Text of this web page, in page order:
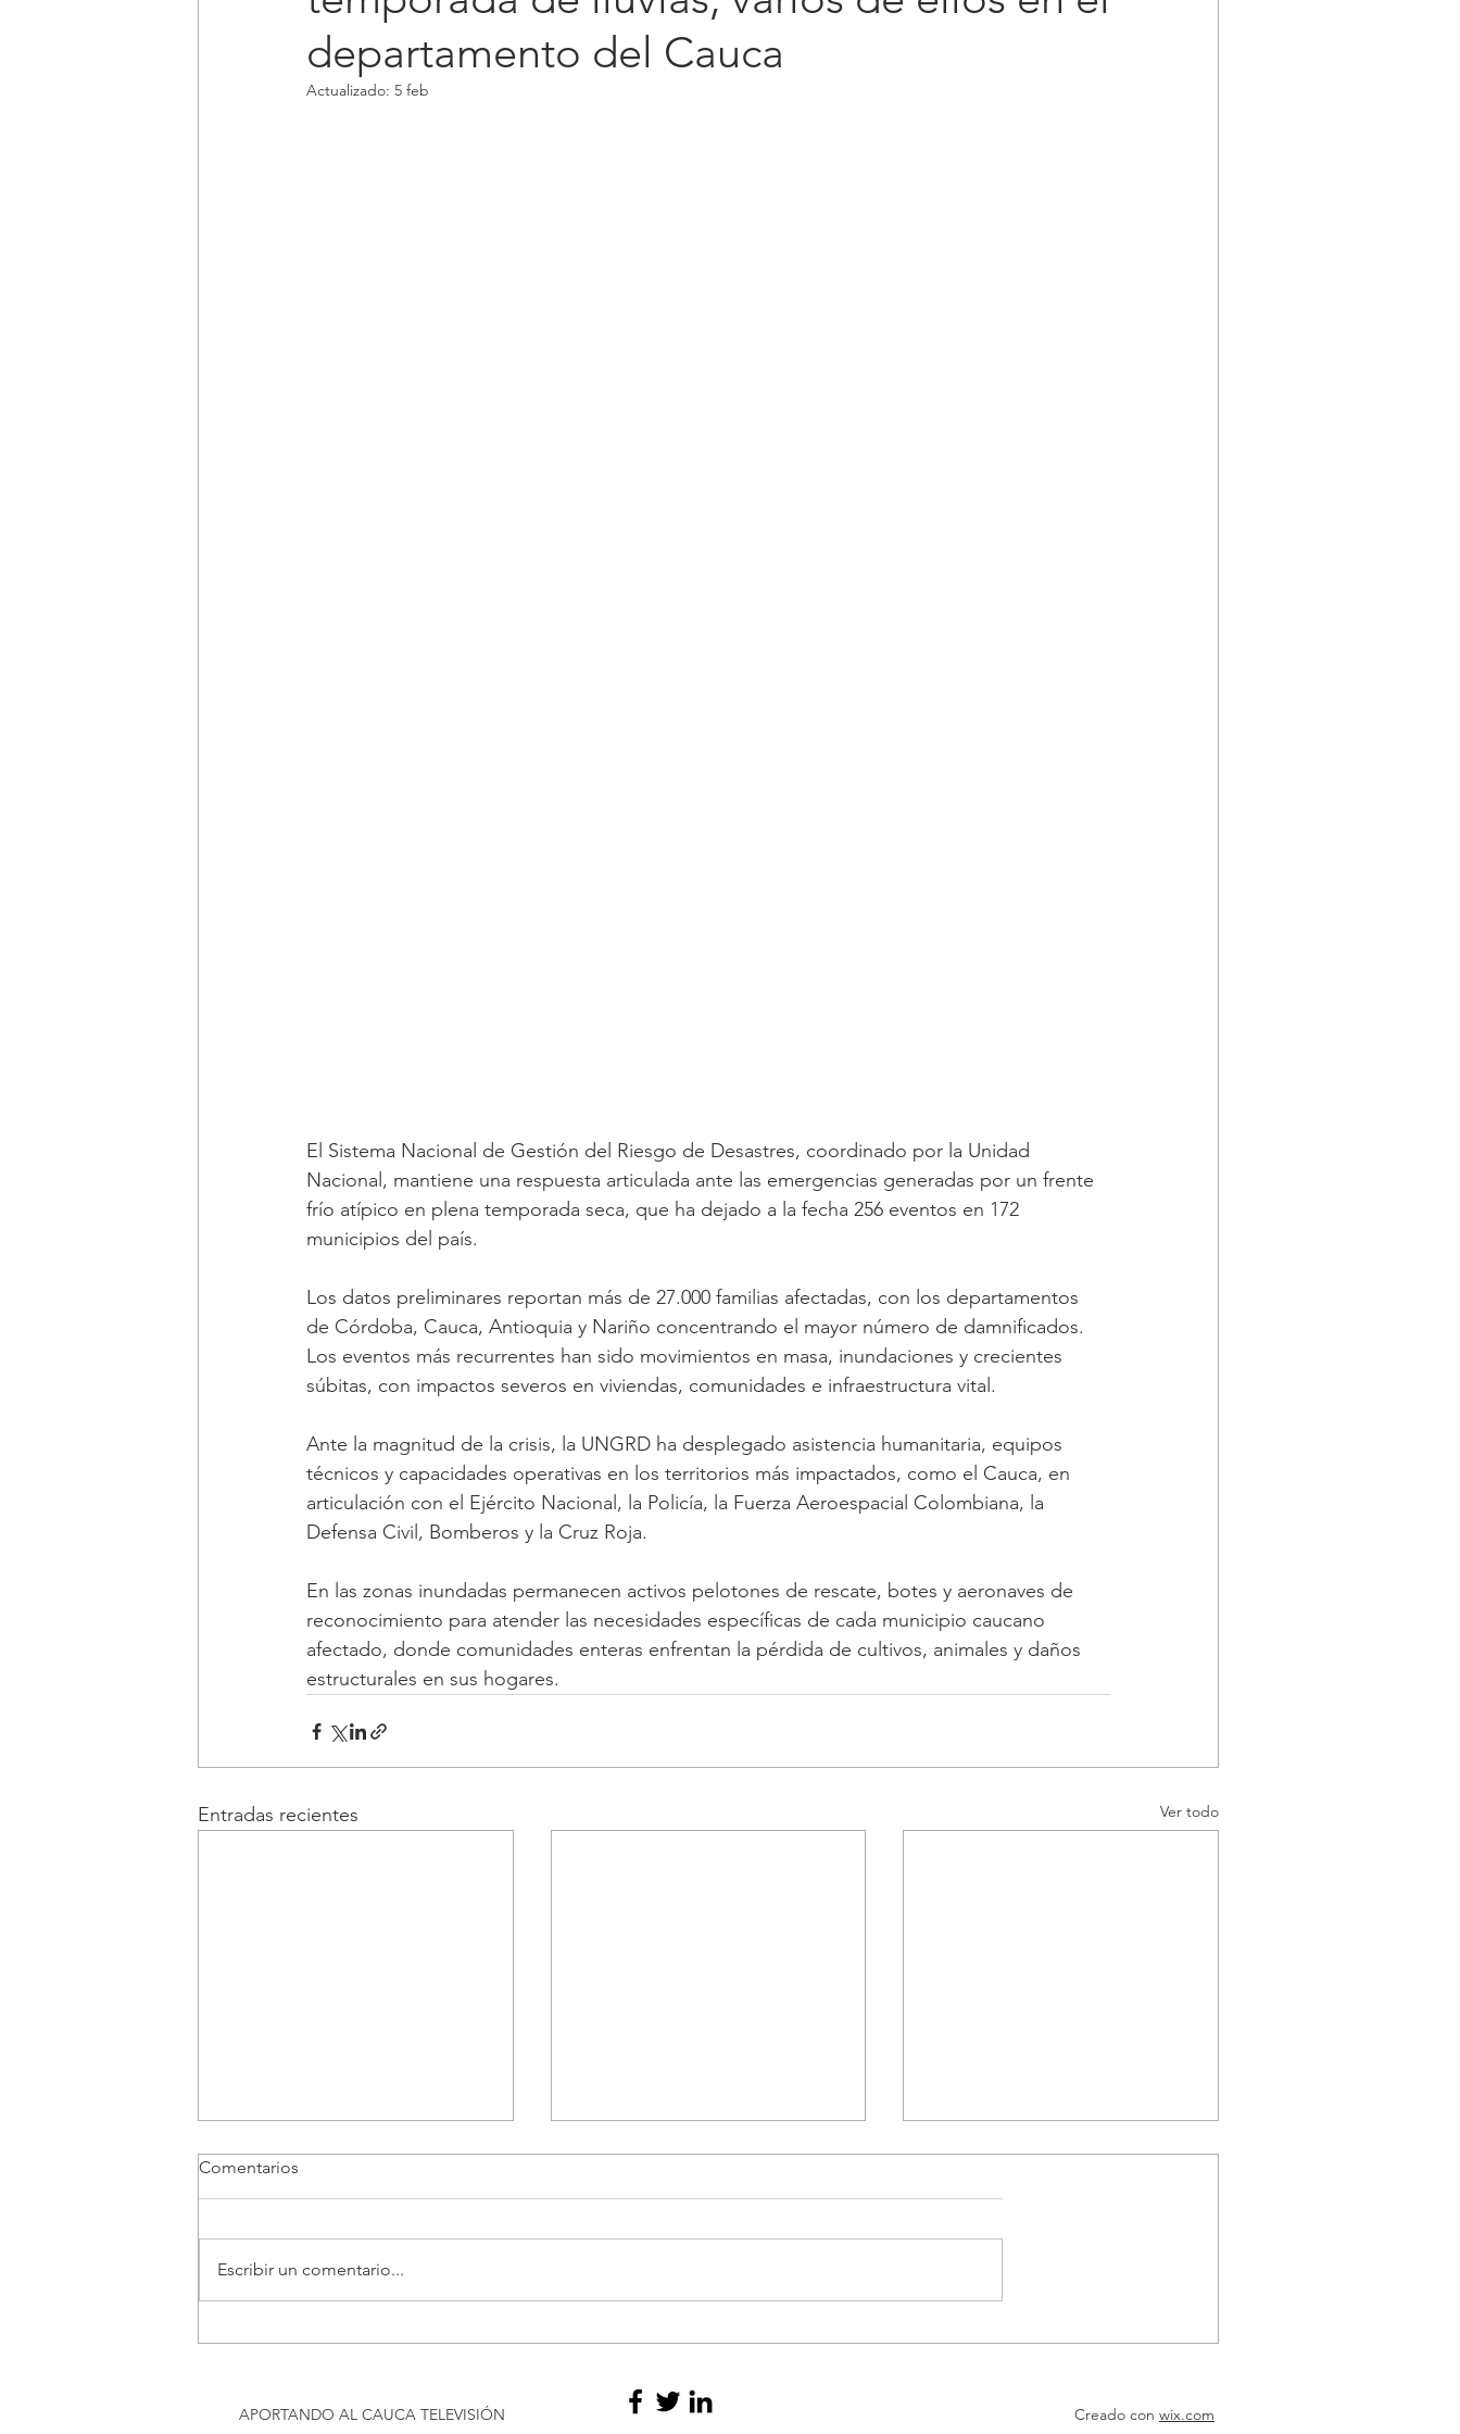
departamento del Cauca
Actualizado: 5 feb
El Sistema Nacional de Gestión del Riesgo de Desastres, coordinado por la Unidad
Nacional, mantiene una respuesta articulada ante las emergencias generadas por un frente
frío atípico en plena temporada seca, que ha dejado a la fecha 256 eventos en 172
municipios del país.
Los datos preliminares reportan más de 27.000 familias afectadas, con los departamentos
de Córdoba, Cauca, Antioquia y Nariño concentrando el mayor número de damnificados.
Los eventos más recurrentes han sido movimientos en masa, inundaciones y crecientes
súbitas, con impactos severos en viviendas, comunidades e infraestructura vital.
Ante la magnitud de la crisis, la UNGRD ha desplegado asistencia humanitaria, equipos
técnicos y capacidades operativas en los territorios más impactados, como el Cauca, en
articulación con el Ejército Nacional, la Policía, la Fuerza Aeroespacial Colombiana, la
Defensa Civil, Bomberos y la Cruz Roja.
En las zonas inundadas permanecen activos pelotones de rescate, botes y aeronaves de
reconocimiento para atender las necesidades específicas de cada municipio caucano
afectado, donde comunidades enteras enfrentan la pérdida de cultivos, animales y daños
estructurales en sus hogares.
Entradas recientes Ver todo
peaje de Villa Rica, Cauca
Comentarios
Escribir un comentario...
APORTANDO AL CAUCA TELEVISIÓN Creado con wix.com